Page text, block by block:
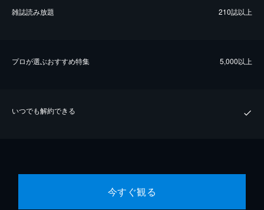
雑誌読み放題 210誌以上
プロが選ぶおすすめ特集 5,000以上
いつでも解約できる
今すぐ観る